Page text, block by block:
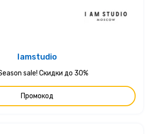
Iamstudio
sale! Скидки до 30%
Промокод